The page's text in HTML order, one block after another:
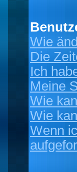
Wie
Die
Ich
Meine
Wie
Wie
Wenn